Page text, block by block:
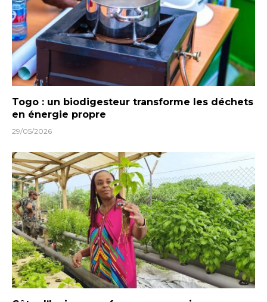
Togo : un biodigesteur transforme les déchets
en énergie propre
29/05/2026